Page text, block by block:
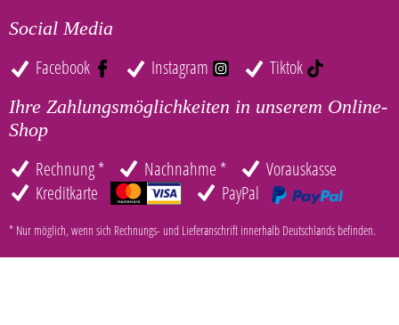
Social Media
Facebook Instagram Tiktok
Ihre Zahlungsmöglichkeiten in unserem Online-
Shop
Rechnung * Nachnahme *
Vorauskasse
Kreditkarte
PayPal
* Nur möglich, wenn sich Rechnungs- und Lieferanschrift innerhalb Deutschlands befinden.